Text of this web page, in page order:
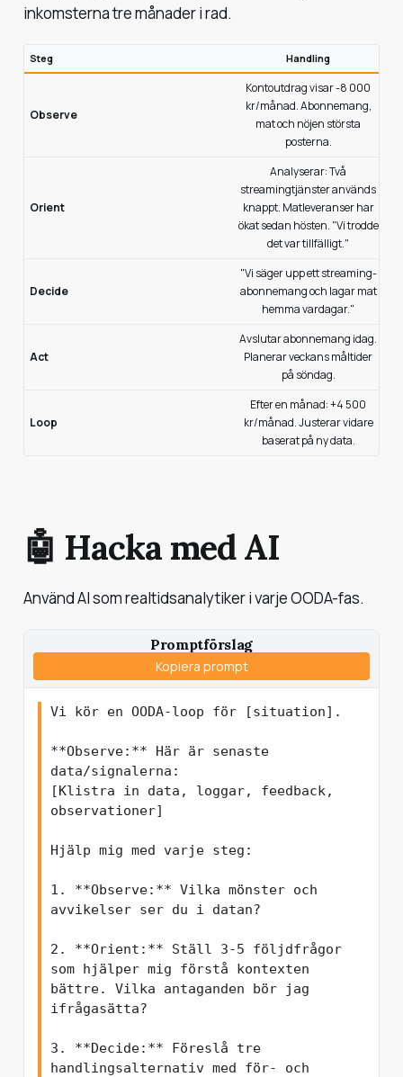
inkomsterna tre månader i rad.
Steg Handling
Observe
Kontoutdrag visar -8 000
kr/månad. Abonnemang,
mat och nöjen största
posterna.
Orient
Analyserar: Två
streamingtjänster används
knappt. Matleveranser har
ökat sedan hösten. "Vi trodde
det var tillfälligt."
Decide
"Vi säger upp ett streaming-
abonnemang och lagar mat
hemma vardagar."
Act
Avslutar abonnemang idag.
Planerar veckans måltider
på söndag.
Loop
Efter en månad: +4 500
kr/månad. Justerar vidare
baserat på ny data.
🤖 Hacka med AI
Använd AI som realtidsanalytiker i varje OODA-fas.
Promptförslag
Kopiera prompt
Vi kör en OODA-loop för [situation].
**Observe:** Här är senaste
data/signalerna:
[Klistra in data, loggar, feedback,
observationer]
Hjälp mig med varje steg:
1. **Observe:** Vilka mönster och
avvikelser ser du i datan?
2. **Orient:** Ställ 3-5 följdfrågor
som hjälper mig förstå kontexten
bättre. Vilka antaganden bör jag
ifrågasätta?
3. **Decide:** Föreslå tre
handlingsalternativ med för- och